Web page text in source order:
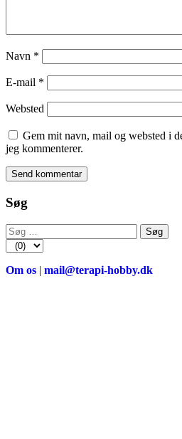
Navn *
E-mail *
Websted
Gem mit navn, mail og websted i
jeg kommenterer.
Søg
Søg
efter:
Om os | mail@terapi-hobby.dk